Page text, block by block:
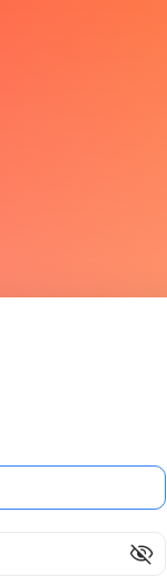
visibility_off